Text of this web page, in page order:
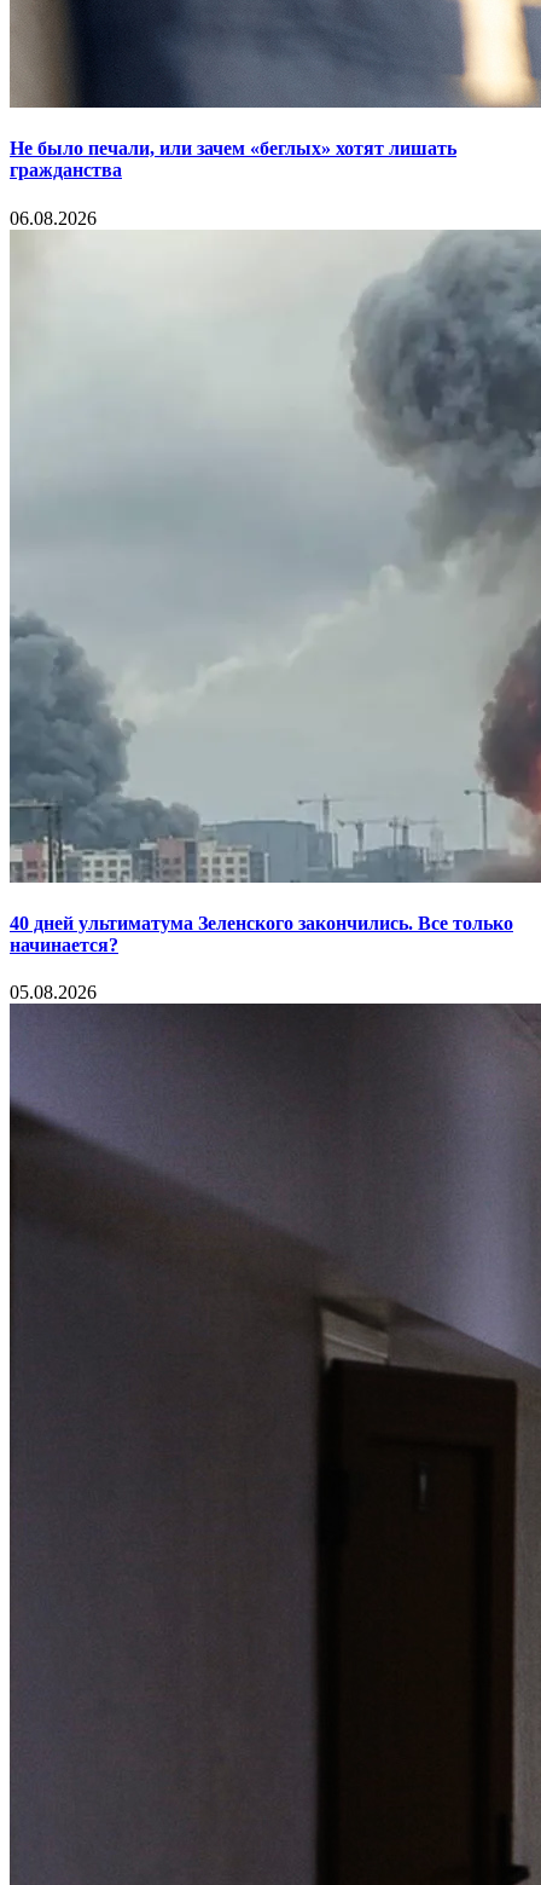
Не было печали, или зачем «беглых» хотят лишать
гражданства
06.08.2026
40 дней ультиматума Зеленского закончились. Все только
начинается?
05.08.2026